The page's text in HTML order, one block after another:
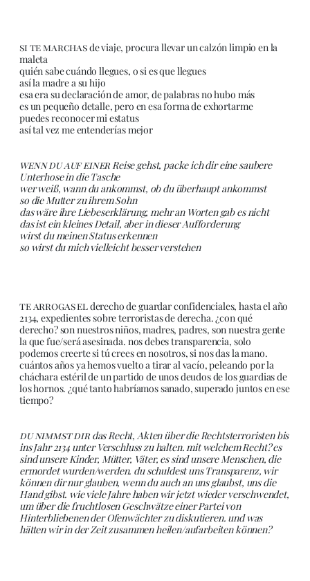
si te marchasde viaje, procura llevar un calzón limpio en la
maleta
quién sabe cuándo llegues, o si es que llegues
así la madre a su hijo
esa era su declaración de amor, de palabras no hubo más
es un pequeño detalle, pero en esa forma de exhortarme
puedes reconocer mi estatus
así tal vez me entenderías mejor
wenn du auf einerReise gehst, packe ich dir eine saubere
Unterhose in die Tasche
wer weiß, wann du ankommst, ob du überhaupt ankommst
so die Mutter zu ihrem Sohn
das wäre ihre Liebeserklärung, mehr an Worten gab es nicht
das ist ein kleines Detail, aber in dieser Aufforderung
wirst du meinen Status erkennen
so wirst du mich vielleicht besser verstehen
te arrogas elderecho de guardar confidenciales, hasta el año
2134, expedientes sobre terroristas de derecha. ¿con qué
derecho? son nuestros niños, madres, padres, son nuestra gente
la que fue/será asesinada. nos debes transparencia, solo
podemos creerte si tú crees en nosotros, si nos das la mano.
cuántos años ya hemos vuelto a tirar al vacío, peleando por la
cháchara estéril de un partido de unos deudos de los guardias de
los hornos. ¿qué tanto habríamos sanado, superado juntos en ese
tiempo?
du nimmst dirdas Recht, Akten über die Rechtsterroristen bis
ins Jahr 2134 unter Verschluss zu halten. mit welchem Recht? es
sind unsere Kinder, Mütter, Väter, es sind unsere Menschen, die
ermordet wurden/werden. du schuldest uns Transparenz, wir
können dir nur glauben, wenn du auch an uns glaubst, uns die
Hand gibst. wie viele Jahre haben wir jetzt wieder verschwendet,
um über die fruchtlosen Geschwätze einer Partei von
Hinterbliebenen der Ofenwächter zu diskutieren. und was
hätten wir in der Zeit zusammen heilen/aufarbeiten können?